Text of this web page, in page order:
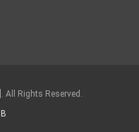
All Rights Reserved.